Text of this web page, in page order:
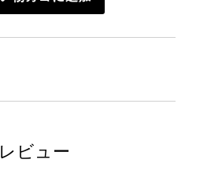
レビュー